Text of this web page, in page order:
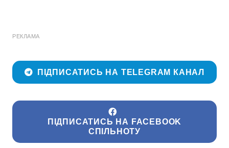
РЕКЛАМА
ПІДПИСАТИСЬ НА TELEGRAM КАНАЛ
ПІДПИСАТИСЬ НА FACEBOOK
СПІЛЬНОТУ